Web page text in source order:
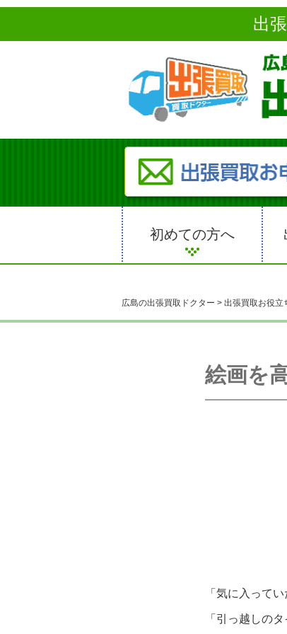
出
初めての方へ
広島の出張買取ドクター > 出張買取お役立
絵画を
「気に入って
「引っ越しの